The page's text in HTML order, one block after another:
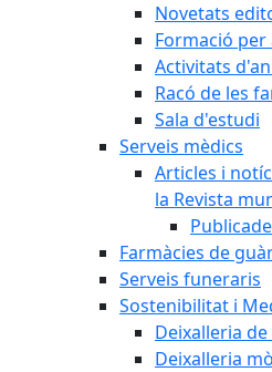
Novetats
Formació
Activitats
Racó de les
Sala d'estudi
Serveis mèdics
Articles i
la Revista
Farmàcies de
Serveis funeraris
Sostenibilitat i
Deixalleria
Deixalleria